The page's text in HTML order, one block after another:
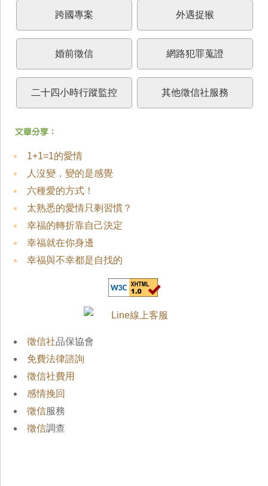
跨國專案 外遇捉猴
婚前徵信 網路犯罪蒐證
二十四小時行蹤監控 其他徵信社服務
1+1=1的愛情
人沒變，變的是感覺
六種愛的方式！
太熟悉的愛情只剩習慣？
幸福的轉折靠自己決定
幸福就在你身邊
幸福與不幸都是自找的
徵信社品保協會
免費法律諮詢
徵信社費用
感情挽回
徵信服務
徵信調查